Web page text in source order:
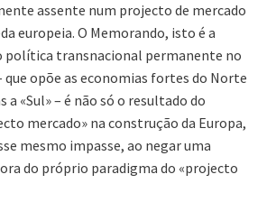
assente num projecto de mercado
europeia. O Memorando, isto é a
política transnacional permanente no
que opõe as economias fortes do Norte
a «Sul» – é não só o resultado do
mercado» na construção da Europa,
mesmo impasse, ao negar uma
do próprio paradigma do «projecto